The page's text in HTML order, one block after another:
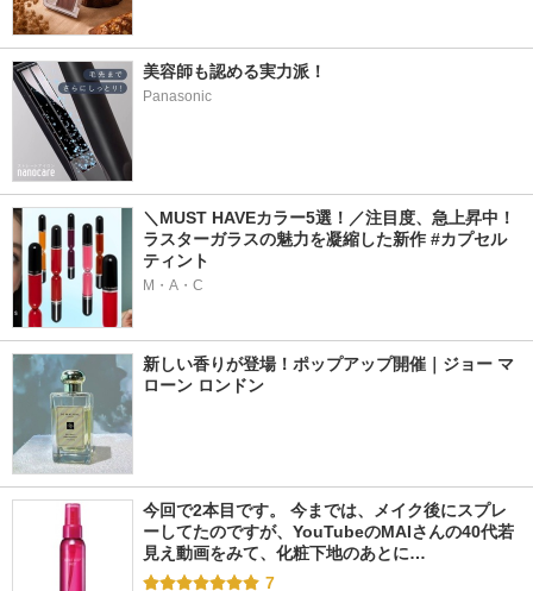
美容師も認める実力派！
Panasonic
＼MUST HAVEカラー5選！／注目度、急上昇中！
ラスターガラスの魅力を凝縮した新作 #カプセル
ティント
M・A・C
新しい香りが登場！ポップアップ開催｜ジョー マ
ローン ロンドン
今回で2本目です。 今までは、メイク後にスプレ
ーしてたのですが、YouTubeのMAIさんの40代若
見え動画をみて、化粧下地のあとに…
7